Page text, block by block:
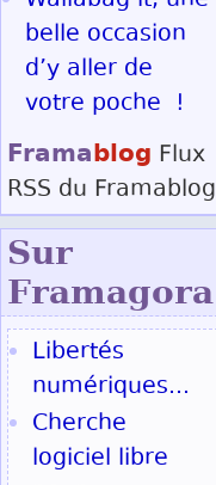
belle occasion
d’y aller de
votre poche !
Framablog Flux
RSS du Framablog
Sur
Framagora
Libertés
numériques...
Cherche
logiciel libre